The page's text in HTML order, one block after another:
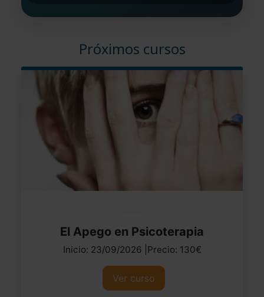
Próximos cursos
El Apego en Psicoterapia
Inicio: 23/09/2026 |Precio: 130€
Ver curso